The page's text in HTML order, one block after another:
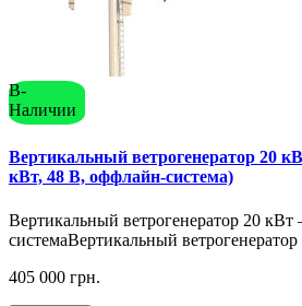
В-
Наличии
Вертикальный ветрогенератор 20
кВт, 48 В, оффлайн-система)
Вертикальный ветрогенератор 20
системаВертикальный
405 000 грн.